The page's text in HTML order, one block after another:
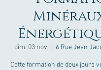
dim. 03 nov.
  |
6 Rue Jean
Cette formation de deux jours